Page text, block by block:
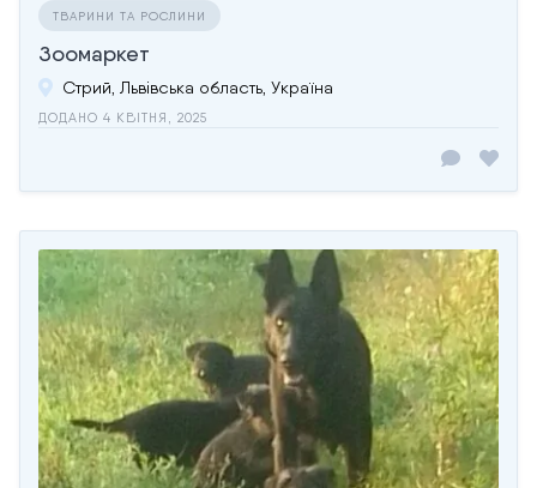
ТВАРИНИ ТА РОСЛИНИ
Зоомаркет
Стрий, Львівська область, Україна
ДОДАНО 4 КВІТНЯ, 2025